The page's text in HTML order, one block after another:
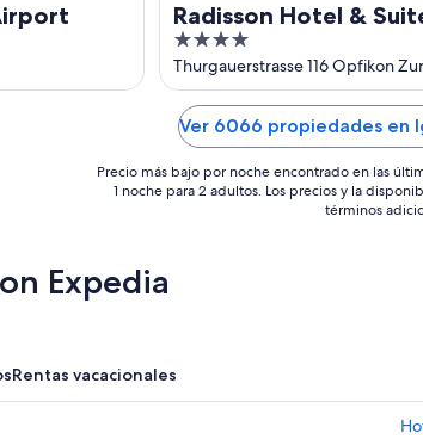
Radisson Hotel &
4
out
of
5
Thurgauerstrasse 116 Opfikon
Ver 6066 propiedades en
Precio más bajo por noche encontrado en las
1 noche para 2 adultos. Los precios y la
términos
Expedia
Rentas vacacionales